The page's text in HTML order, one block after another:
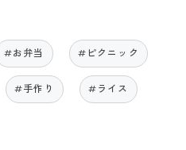
#お弁当 #ピクニック
#手作り #ライス